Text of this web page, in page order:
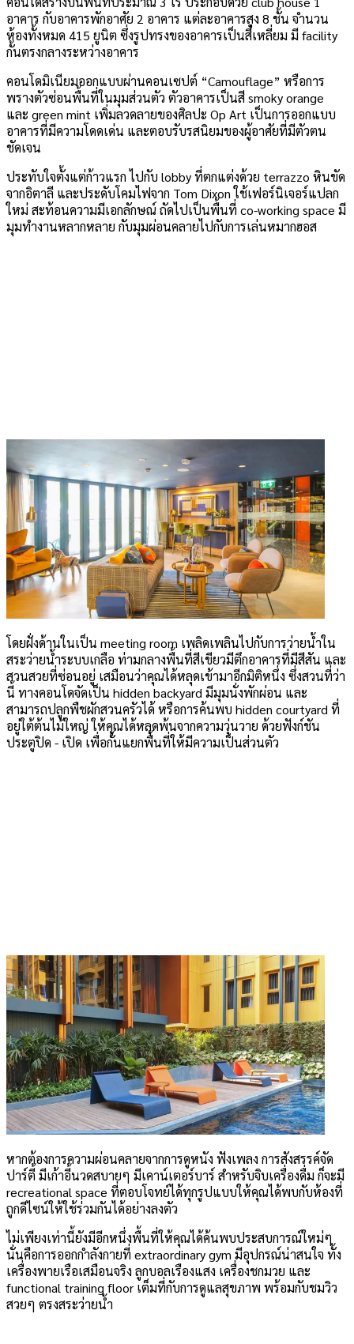
อาคาร กับอาคารพักอาศัย 2 อาคาร แต่ละอาคารสูง 8 ชั้น จำนวน
ห้องทั้งหมด 415 ยูนิต ซึ่งรูปทรงของอาคารเป็นสี่เหลี่ยม มี facility
กั้นตรงกลางระหว่างอาคาร
คอนโดมิเนียมออกแบบผ่านคอนเซปต์ “Camouflage” หรือการ
พรางตัวซ่อนพื้นที่ในมุมส่วนตัว ตัวอาคารเป็นสี smoky orange
และ green mint เพิ่มลวดลายของศิลปะ Op Art เป็นการออกแบบ
อาคารที่มีความโดดเด่น และตอบรับรสนิยมของผู้อาศัยที่มีตัวตน
ชัดเจน
ประทับใจตั้งแต่ก้าวแรก ไปกับ lobby ที่ตกแต่งด้วย terrazzo หินขัด
จากอิตาลี และประดับโคมไฟจาก Tom Dixon ใช้เฟอร์นิเจอร์แปลก
ใหม่ สะท้อนความมีเอกลักษณ์ ถัดไปเป็นพื้นที่ co-working space มี
มุมทำงานหลากหลาย กับมุมผ่อนคลายไปกับการเล่นหมากฮอส
โดยฝั่งด้านในเป็น meeting room เพลิดเพลินไปกับการว่ายน้ำใน
สระว่ายน้ำระบบเกลือ ท่ามกลางพื้นที่สีเขียวมีตึกอาคารที่มีสีสัน และ
สวนสวยที่ซ่อนอยู่ เสมือนว่าคุณได้หลุดเข้ามาอีกมิติหนึ่ง ซึ่งสวนที่ว่า
นี้ ทางคอนโดจัดเป็น hidden backyard มีมุมนั่งพักผ่อน และ
สามารถปลูกพืชผักสวนครัวได้ หรือการค้นพบ hidden courtyard ที่
อยู่ใต้ต้นไม้ใหญ่ ให้คุณได้หลุดพ้นจากความวุ่นวาย ด้วยฟังก์ชัน
ประตูปิด - เปิด เพื่อกั้นแยกพื้นที่ให้มีความเป็นส่วนตัว
หากต้องการความผ่อนคลายจากการดูหนัง ฟังเพลง การสังสรรค์จัด
ปาร์ตี้ มีเก้าอี้นวดสบายๆ มีเคาน์เตอร์บาร์ สำหรับจิบเครื่องดื่ม ก็จะมี
recreational space ที่ตอบโจทย์ได้ทุกรูปแบบให้คุณได้พบกับห้องที่
ถูกดีไซน์ให้ใช้ร่วมกันได้อย่างลงตัว
ไม่เพียงเท่านี้ยังมีอีกหนึ่งพื้นที่ให้คุณได้ค้นพบประสบการณ์ใหม่ๆ
นั่นคือการออกกำลังกายที่ extraordinary gym มีอุปกรณ์น่าสนใจ ทั้ง
เครื่องพายเรือเสมือนจริง ลูกบอลเรืองแสง เครื่องชกมวย และ
functional training floor เต็มที่กับการดูแลสุขภาพ พร้อมกับชมวิว
สวยๆ ตรงสระว่ายน้ำ